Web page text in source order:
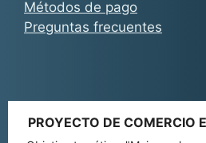
Métodos de pago
Preguntas frecuentes
PROYECTO DE COMERCIO